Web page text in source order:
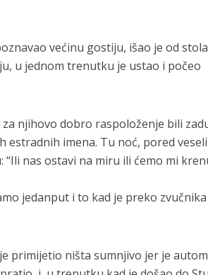
većinu gostiju, išao je od
u jednom trenutku je ustao i počeo
njihovo dobro raspoloženje bili
estradnih imena. Tu noć, pored
nas ostavi na miru ili ćemo mi
jedanput i to kad je preko zvučnika
primijetio ništa sumnjivo jer je